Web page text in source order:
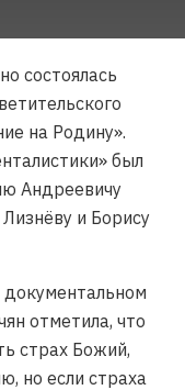
состоялась
на Родину».
был
Андреевичу
и Борису
отметила, что
страх Божий,
но если страха